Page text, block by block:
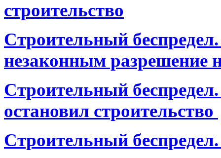
строительство
Строительный
незаконным разрешение
Строительный
остановил строительство
Строительный